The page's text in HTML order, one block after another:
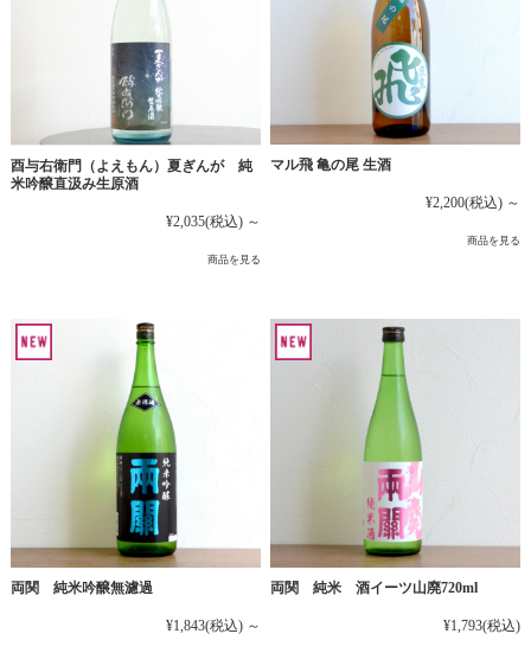
酉与右衛門（よえもん）夏ぎんが 純
米吟醸直汲み生原酒
¥2,035(税込) ～
商品を見る
マル飛 亀の尾 生酒
¥2,200(税込) ～
商品を見る
両関 純米吟醸無濾過
¥1,843(税込) ～
両関 純米 酒イーツ山廃720ml
¥1,793(税込)